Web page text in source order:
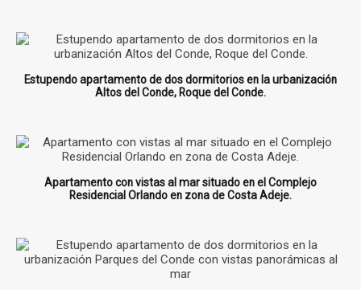
Estupendo apartamento de dos dormitorios en la urbanización
Altos del Conde, Roque del Conde.
Apartamento con vistas al mar situado en el Complejo
Residencial Orlando en zona de Costa Adeje.